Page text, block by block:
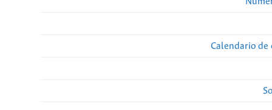
Calendario de